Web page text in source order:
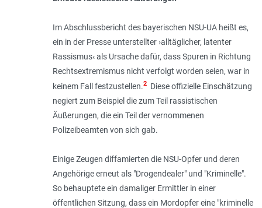
Im Abschlussbericht des bayerischen NSU-UA heißt es,
ein in der Presse unterstellter ›alltäglicher, latenter
Rassismus‹ als Ursache dafür, dass Spuren in Richtung
Rechtsextremis­mus nicht verfolgt worden seien, war in
keinem Fall festzustellen.2Diese offizielle Einschätzung
negiert zum Beispiel die zum Teil rassistischen
Äußerungen, die ein Teil der vernommenen
Polizeibeamten von sich gab.
Einige Zeugen diffamierten die NSU-Opfer und deren
Angehörige erneut als "Drogendealer" und "Kriminelle".
So behauptete ein damaliger Ermittler in einer
öffentlichen Sitzung, dass ein Mordopfer eine "kriminelle